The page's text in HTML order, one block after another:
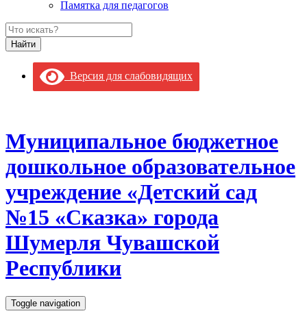
Памятка для педагогов
Версия для слабовидящих
Муниципальное бюджетное
дошкольное образовательное
учреждение «Детский сад
№15 «Сказка» города
Шумерля Чувашской
Республики
Toggle navigation